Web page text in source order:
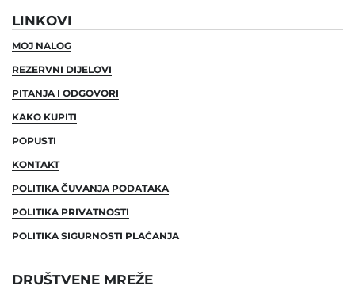
LINKOVI
MOJ NALOG
REZERVNI DIJELOVI
PITANJA I ODGOVORI
KAKO KUPITI
POPUSTI
KONTAKT
POLITIKA ČUVANJA PODATAKA
POLITIKA PRIVATNOSTI
POLITIKA SIGURNOSTI PLAĆANJA
DRUŠTVENE MREŽE